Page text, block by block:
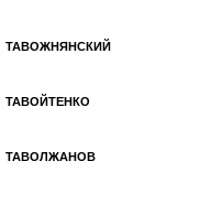
ТАВОЖНЯНСКИЙ
ТАВОЙТЕНКО
ТАВОЛЖАНОВ